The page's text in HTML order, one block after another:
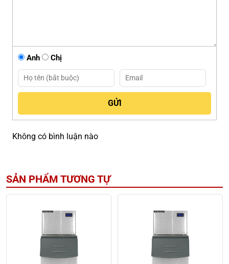
Anh Chị
Không có bình luận nào
SẢN PHẨM TƯƠNG TỰ